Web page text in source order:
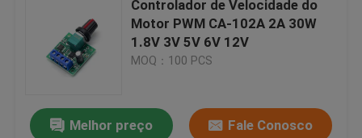
Controlador de Velocidade do
Motor PWM CA-102A 2A 30W
1.8V 3V 5V 6V 12V
MOQ：100 PCS
Melhor preço Fale Conosco